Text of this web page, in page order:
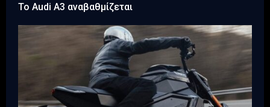
Το Audi A3 αναβαθμίζεται